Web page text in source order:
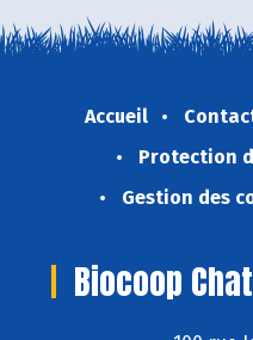
Accueil
Protection
Gestion des
Biocoop